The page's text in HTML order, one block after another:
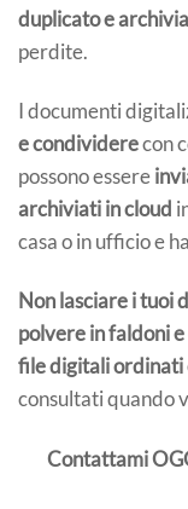
duplicato e
perdite.
I documenti
e condividerecon
possono essere
archiviati in cloud
casa o in ufficio e
Non lasciare i tuoi
polvere in faldoni
file digitali ordinati
consultati quando
Contattami